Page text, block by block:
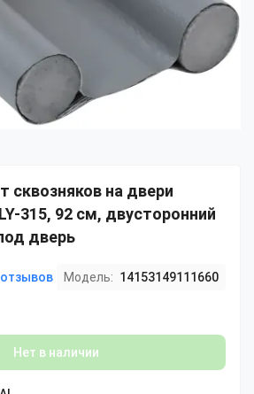
сквозняков на двери
315, 92 см, двусторонний
дверь
Модель: 14153149111660
Нет в наличии